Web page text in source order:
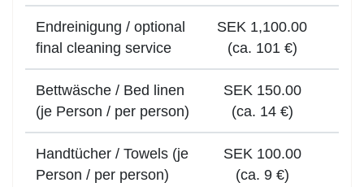
Endreinigung / optional
final cleaning service
SEK 1,100.00
(ca. 101 €)
Bettwäsche / Bed linen
(je Person / per person)
SEK 150.00
(ca. 14 €)
Handtücher / Towels (je
Person / per person)
SEK 100.00
(ca. 9 €)